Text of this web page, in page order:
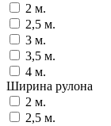
2 м.
2,5 м.
3 м.
3,5 м.
4 м.
Ширина рулона
2 м.
2,5 м.